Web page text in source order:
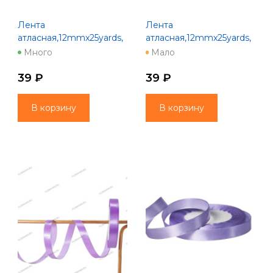
Лента
атласная,12mmx25yards,
цв. красный
Много
39 ₽
В корзину
Лента
атласная,12mmx25yards,
цв. кремовый
Мало
39 ₽
В корзину